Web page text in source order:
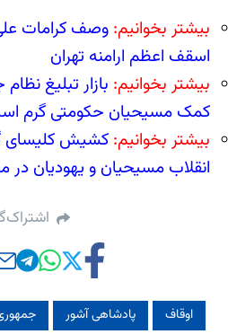
بیشتر بخوانیم: وصف کرامات
اسقف اعظم ارامنه تهران
بیشتر بخوانیم: بازار تبلیغ
کمک مسیحیان حکومتی گرم
بیشتر بخوانیم: کشیش کلیسای
انقلاب مسیحیان و یهودیان در
اوقاف پادشاهی آشور